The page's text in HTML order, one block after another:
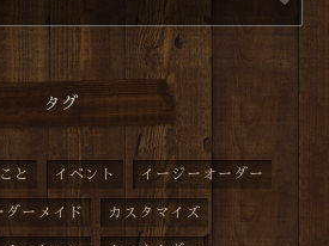
タグ
と イベント イージーオーダー
ダーメイド カスタマイズ